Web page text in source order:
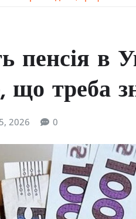
пенсія в
що треба
2026 0